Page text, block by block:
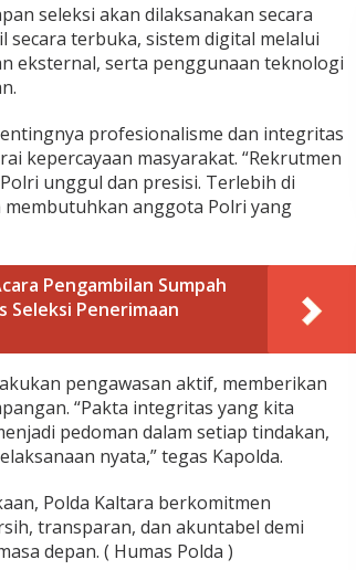
seleksi akan dilaksanakan secara
secara terbuka, sistem digital melalui
eksternal, serta penggunaan teknologi
profesionalisme dan integritas
kepercayaan masyarakat. “Rekrutmen
unggul dan presisi. Terlebih di
anggota Polri yang
Pengambilan Sumpah
Penerimaan
pengawasan aktif, memberikan
“Pakta integritas yang kita
pedoman dalam setiap tindakan,
nyata,” tegas Kapolda.
Polda Kaltara berkomitmen
transparan, dan akuntabel demi
depan. ( Humas Polda )